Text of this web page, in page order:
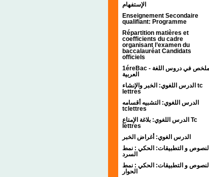
الإستفهام
Enseignement Secondaire
qualifiant: Programme
Répartition matières et
coefficients du cadre
organisant l’examen du
baccalauréat Candidats
officiels
1éreBac - ملخص في دروس اللغة
العربية
الدرس اللغوي: الخبر والإنشاء tc
lettres
الدرس اللغوي: التشبيه أقسامه
tclettres
الدرس اللغوي: بلاغة الإمتاع Tc
lettres
الدرس الغوي: أغراض الخبر
النصوص و التطبيقات: الحكي : نمط
السرد
النصوص و التطبيقات: الحكي : نمط
الحوار